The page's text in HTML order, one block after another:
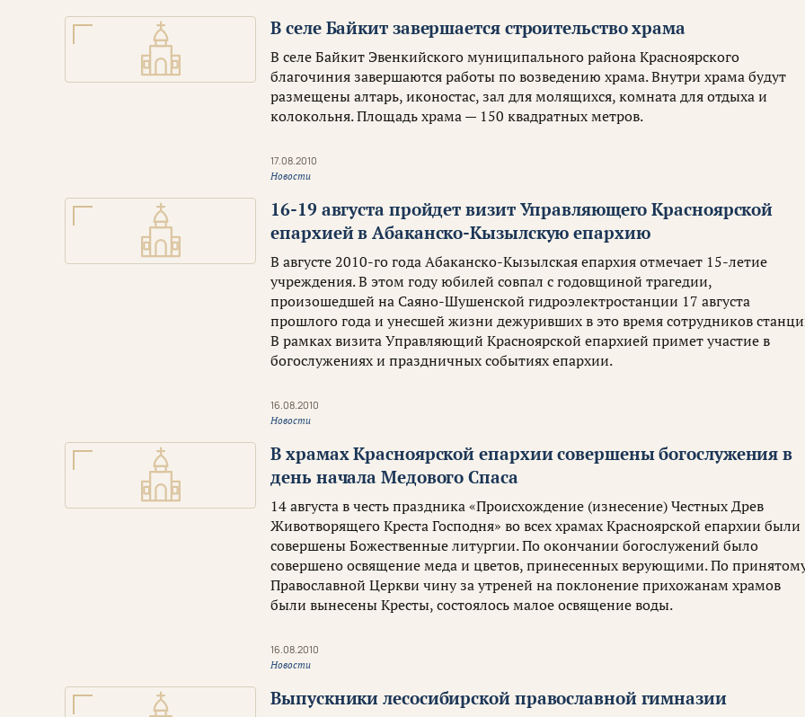
В селе Байкит завершается строительство храма
В селе Байкит Эвенкийского муниципального района Красноярского
благочиния завершаются работы по возведению храма. Внутри храма будут
размещены алтарь, иконостас, зал для молящихся, комната для отдыха и
колокольня. Площадь храма — 150 квадратных метров.
17.08.2010
Новости
16-19 августа пройдет визит Управляющего Красноярской
епархией в Абаканско-Кызылскую епархию
В августе 2010-го года Абаканско-Кызылская епархия отмечает 15-летие
учреждения. В этом году юбилей совпал с годовщиной трагедии,
произошедшей на Саяно-Шушенской гидроэлектростанции 17 августа
прошлого года и унесшей жизни дежуривших в это время сотрудников
В рамках визита Управляющий Красноярской епархией примет участие в
богослужениях и праздничных событиях епархии.
16.08.2010
Новости
В храмах Красноярской епархии совершены богослужения в
день начала Медового Спаса
14 августа в честь праздника «Происхождение (изнесение) Честных Древ
Животворящего Креста Господня» во всех храмах Красноярской епархии были
совершены Божественные литургии. По окончании богослужений было
совершено освящение меда и цветов, принесенных верующими. По
Православной Церкви чину за утреней на поклонение прихожанам храмов
были вынесены Кресты, состоялось малое освящение воды.
16.08.2010
Новости
Выпускники лесосибирской православной гимназии